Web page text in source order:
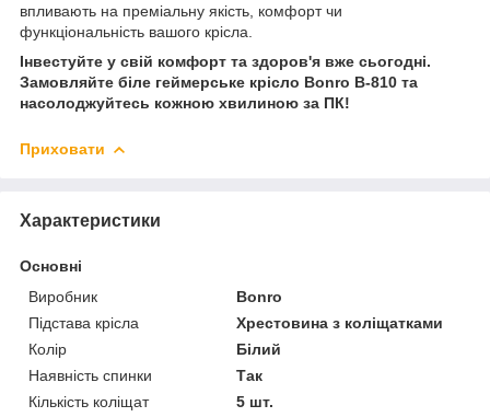
впливають на преміальну якість, комфорт чи
функціональність вашого крісла.
Інвестуйте у свій комфорт та здоров'я вже сьогодні.
Замовляйте біле геймерське крісло Bonro B-810 та
насолоджуйтесь кожною хвилиною за ПК!
Приховати
Характеристики
Основні
Виробник
Bonro
Підстава крісла
Хрестовина з коліщатками
Колір
Білий
Наявність спинки
Так
Кількість коліщат
5 шт.